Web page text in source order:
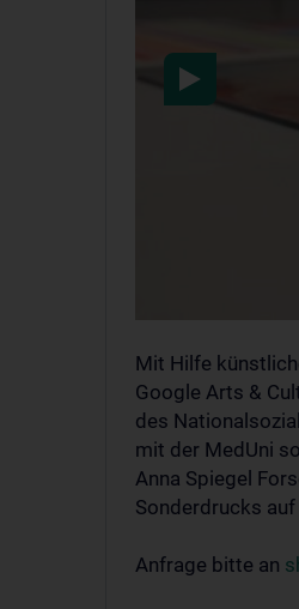
Mit Hilfe
Google Arts &
des
mit der MedUni
Anna Spiegel
Sonderdrucks
Anfrage bitte an